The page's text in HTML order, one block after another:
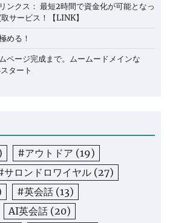
ンクス： 最短2時間で資金化が可能となっ
サービス！【LINK】
める！
ページ完成まで。ムームードメインな
タート
#アウトドア (19)
サロンドロワイヤル (27)
#英会話 (13)
AI英会話 (20)